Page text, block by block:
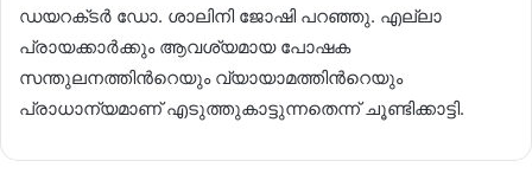
ഡയറക്‌ടർ ഡോ. ശാലിനി ജോഷി പറഞ്ഞു. എല്ലാ
പ്രായക്കാർക്കും ആവശ്യമായ പോഷക
സന്തുലനത്തിന്‍റെയും വ്യായാമത്തിന്‍റെയും
പ്രാധാന്യമാണ് എടുത്തുകാട്ടുന്നതെന്ന് ചൂണ്ടിക്കാട്ടി.